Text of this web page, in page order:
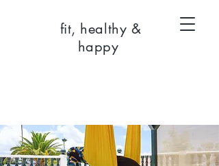
fit, healthy &
happy